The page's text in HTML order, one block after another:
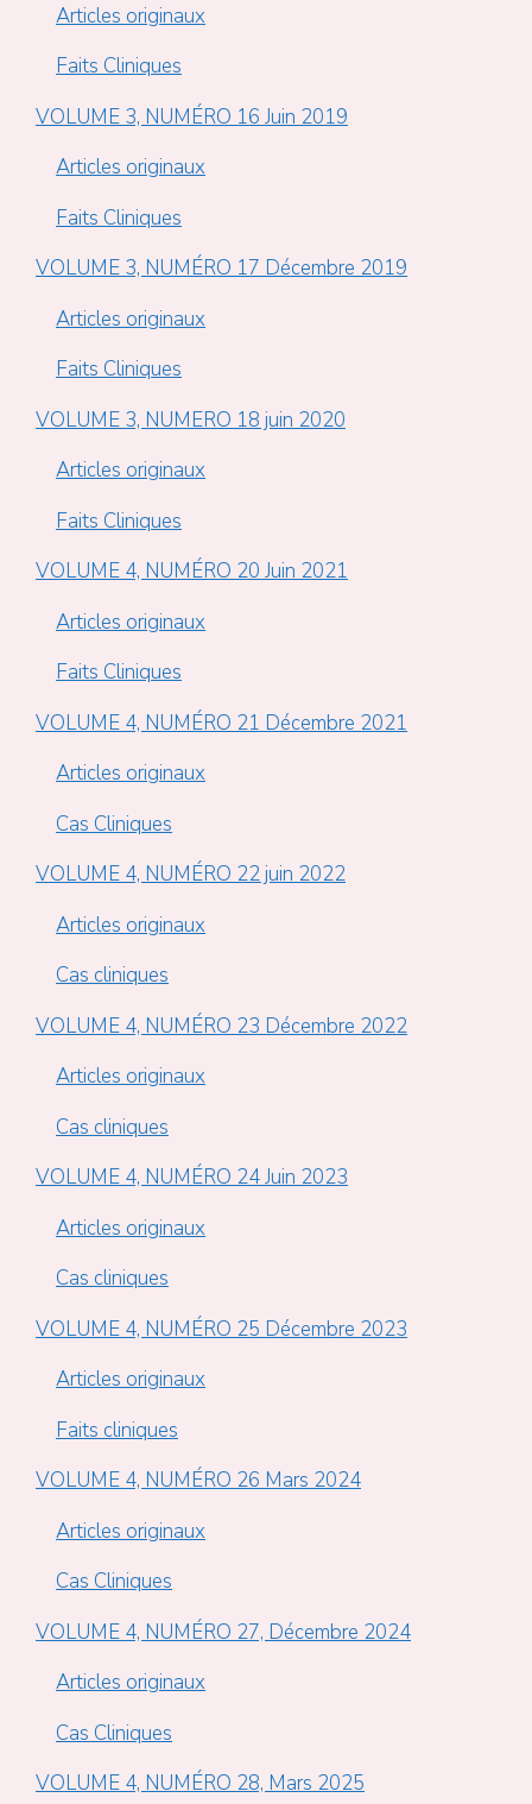
Articles originaux
Faits Cliniques
VOLUME 3, NUMÉRO 16 Juin 2019
Articles originaux
Faits Cliniques
VOLUME 3, NUMÉRO 17 Décembre 2019
Articles originaux
Faits Cliniques
VOLUME 3, NUMERO 18 juin 2020
Articles originaux
Faits Cliniques
VOLUME 4, NUMÉRO 20 Juin 2021
Articles originaux
Faits Cliniques
VOLUME 4, NUMÉRO 21 Décembre 2021
Articles originaux
Cas Cliniques
VOLUME 4, NUMÉRO 22 juin 2022
Articles originaux
Cas cliniques
VOLUME 4, NUMÉRO 23 Décembre 2022
Articles originaux
Cas cliniques
VOLUME 4, NUMÉRO 24 Juin 2023
Articles originaux
Cas cliniques
VOLUME 4, NUMÉRO 25 Décembre 2023
Articles originaux
Faits cliniques
VOLUME 4, NUMÉRO 26 Mars 2024
Articles originaux
Cas Cliniques
VOLUME 4, NUMÉRO 27, Décembre 2024
Articles originaux
Cas Cliniques
VOLUME 4, NUMÉRO 28, Mars 2025